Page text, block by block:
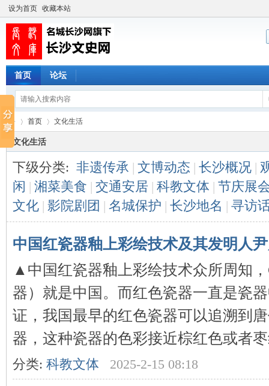
设为首页 收藏本站
首页 论坛
首页
›
文化生活
文化生活
下级分类: 非遗传承 | 文博动态 | 长沙概况 |
闲 | 湘菜美食 | 交通安居 | 科教文体 | 节庆展
文化 | 影院剧团 | 名城保护 | 长沙地名 | 寻访
中国红瓷器釉上彩绘技术及其发明人
▲中国红瓷器釉上彩绘技术众所周知
器）就是中国。而红色瓷器一直是瓷
证，我国最早的红色瓷器可以追溯到
器，这种瓷器的色彩接近棕红色或者
分类: 科教文体 2025-2-15 08:18